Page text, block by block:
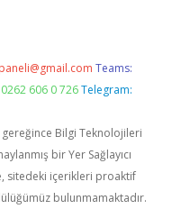
Teams:
606 0 726 Telegram:
gereğince Bilgi Teknolojileri
bir Yer Sağlayıcı
sitedeki içerikleri proaktif
bulunmamaktadır.